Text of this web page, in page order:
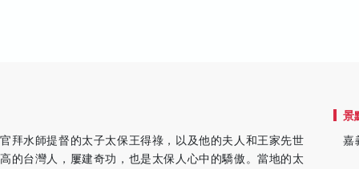
拜水師提督的太子太保王得祿，以及他的夫人和王家先世
的台灣人，屢建奇功，也是太保人心中的驕傲。當地的太
景
嘉